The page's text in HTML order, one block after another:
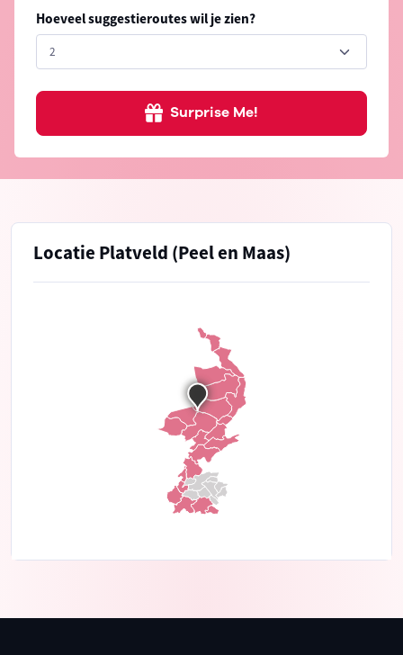
Hoeveel suggestieroutes wil je zien?
Surprise Me!
Locatie Platveld (Peel en Maas)